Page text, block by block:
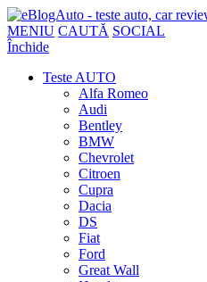
MENIU CAUTĂ SOCIAL
Închide
Teste AUTO
Alfa Romeo
Audi
Bentley
BMW
Chevrolet
Citroen
Cupra
Dacia
DS
Fiat
Ford
Great Wall